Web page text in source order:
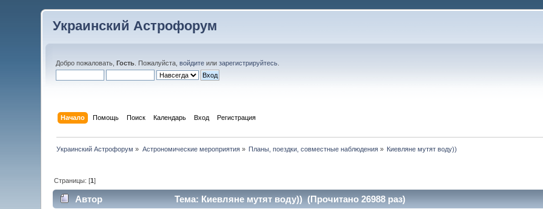
Украинский Астрофорум
Добро пожаловать,Гость . Пожалуйста,войдите илизарегистрируйтесь
Начало Помощь Поиск Календарь Вход Регистрация
Украинский Астрофорум » Астрономические мероприятия» Планы, поездки, совместные наблюдения » Киевляне мутят воду))
Страницы: [1]
Автор Тема: Киевляне мутят воду)) (Прочитано 26988 раз)